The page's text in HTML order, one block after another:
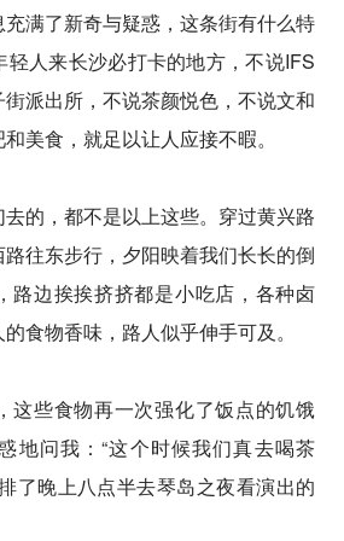
满了新奇与疑惑，这条街有什么特
轻人来长沙必打卡的地方，不说IFS
派出所，不说茶颜悦色，不说文和
美食，就足以让人应接不暇。
的，都不是以上这些。穿过黄兴路
往东步行，夕阳映着我们长长的倒
路边挨挨挤挤都是小吃店，各种卤
食物香味，路人似乎伸手可及。
些食物再一次强化了饭点的饥饿
地问我：“这个时候我们真去喝茶
了晚上八点半去琴岛之夜看演出的